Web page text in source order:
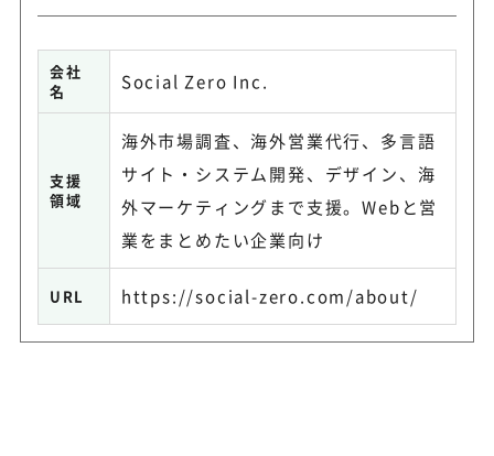
会社
名
Social Zero Inc.
支援
領域
海外市場調査、海外営業代行、多言語
サイト・システム開発、デザイン、海
外マーケティングまで支援。Webと営
業をまとめたい企業向け
URL https://social-zero.com/about/